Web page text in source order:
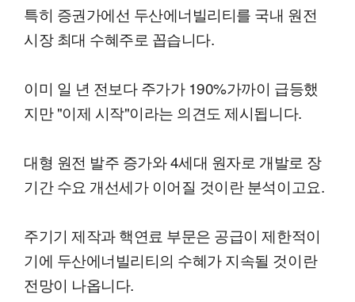
특히 증권가에선 두산에너빌리티를 국내 원전
시장 최대 수혜주로 꼽습니다.
이미 일 년 전보다 주가가 190%가까이 급등했
지만 "이제 시작"이라는 의견도 제시됩니다.
대형 원전 발주 증가와 4세대 원자로 개발로 장
기간 수요 개선세가 이어질 것이란 분석이고요.
주기기 제작과 핵연료 부문은 공급이 제한적이
기에 두산에너빌리티의 수혜가 지속될 것이란
전망이 나옵니다.